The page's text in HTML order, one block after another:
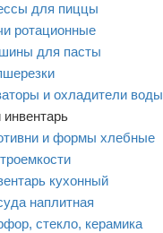
для пиццы
ротационные
для пасты
и охладители воды
и формы хлебные
кухонный
наплитная
стекло, керамика